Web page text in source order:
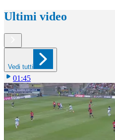
Ultimi video
Vedi tutti
01:45